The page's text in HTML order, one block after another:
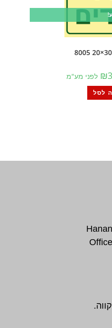
₪ לפני מע"מ
לסל